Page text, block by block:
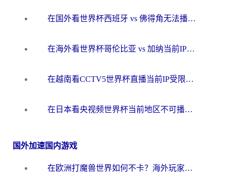
在国外看世界杯西班牙 vs 佛得角无法播放？这篇指南帮你解锁所有中文体育直播
在海外看世界杯哥伦比亚 vs 加纳当前IP受限制？这篇指南帮你流畅看中文解说赛事
在越南看CCTV5世界杯直播当前IP受限制？海外党体育观赛终极指南来了
在日本看央视频世界杯当前地区不可播放？海外党体育观赛终极指南
国外加速国内游戏
在欧洲打魔兽世界如何不卡？海外玩家的国服游戏加速终极攻略